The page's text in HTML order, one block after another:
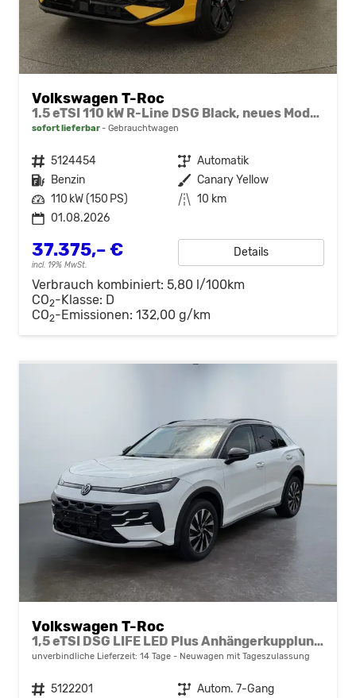
Volkswagen T-Roc
1.5 eTSI 110 kW R-Line DSG Black, neues Modell, 19-Zoll, Winter, sofort
sofort lieferbar Gebrauchtwagen
Fahrzeugnr. 5124454 Getriebe Automatik
Kraftstoff Benzin Außenfarbe Canary Yellow
Leistung 110 kW (150 PS) Kilometerstand 10 km
01.08.2026
37.375,– €
incl. 19% MwSt.
Details
Verbrauch kombiniert: 5,80 l/100km
CO2-Klasse: D
CO2-Emissionen: 132,00 g/km
Volkswagen T-Roc
1,5 eTSI DSG LIFE LED Plus Anhängerkupplung Navigation Digital Pro Sitzheizung beheiztes Lenkrad 17 Zoll Alu 5J Garantie
unverbindliche Lieferzeit: 14 Tage Neuwagen mit Tageszulassung
Fahrzeugnr. 5122201 Getriebe Autom. 7-Gang